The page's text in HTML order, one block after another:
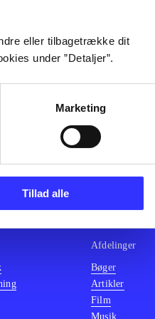
eller tilbagetrække dit
under ”Detaljer”.
Marketing
Tillad alle
Afdelinger
Bøger
Artikler
Film
Musik